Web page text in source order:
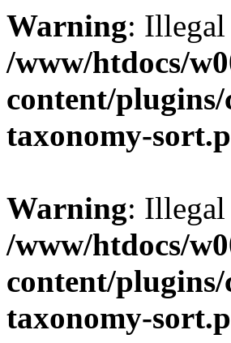
Warning:
/www/htdocs/
content/
taxonomy-
Warning:
/www/htdocs/
content/
taxonomy-